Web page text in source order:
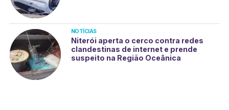
NOTÍCIAS
Niterói aperta o cerco contra redes
clandestinas de internet e prende
suspeito na Região Oceânica